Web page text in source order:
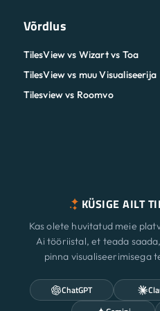
Võrdlus
TilesView vs Wizart vs Toa
TilesView vs muu Visualiseerija
Tilesview vs Roomvo
KÜSIGE AILT
Kas olete huvitatud meie
Ai tööriistal, et teada
pinna visualiseerimisega
ChatGPT